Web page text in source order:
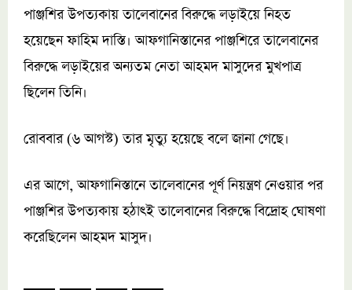
পাঞ্জশির উপত্যকায় তালেবানের বিরুদ্ধে লড়াইয়ে নিহত
হয়েছেন ফাহিম দাস্তি। আফগানিস্তানের পাঞ্জশিরে তালেবানের
বিরুদ্ধে লড়াইয়ের অন্যতম নেতা আহমদ মাসুদের মুখপাত্র
ছিলেন তিনি।
রোববার (৬ আগস্ট) তার মৃত্যু হয়েছে বলে জানা গেছে।
এর আগে, আফগানিস্তানে তালেবানের পূর্ণ নিয়ন্ত্রণ নেওয়ার পর
পাঞ্জশির উপত্যকায় হঠাৎই তালেবানের বিরুদ্ধে বিদ্রোহ ঘোষণা
করেছিলেন আহমদ মাসুদ।